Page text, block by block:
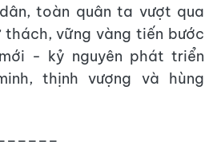
toàn quân ta vượt qua
thách, vững vàng tiến bước
- kỷ nguyên phát triển
thịnh vượng và hùng